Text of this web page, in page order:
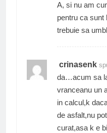
A, si nu am
pentru ca sunt
trebuie sa
crinasenk
da…acum sa
vranceanu un
in calcul,k
de asfalt,nu
curat,asa k e